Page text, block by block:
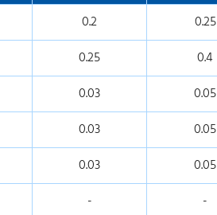
0.2
0.25
0.25
0.4
0.03
0.05
0.03
0.05
0.03
0.05
- -